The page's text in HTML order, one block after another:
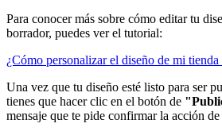
Para conocer más sobre cómo editar tu
borrador, puedes ver el tutorial:
¿Cómo personalizar el diseño de mi
Una vez que tu diseño esté listo para ser
tienes que hacer clic en el botón de
mensaje que te pide confirmar la acción